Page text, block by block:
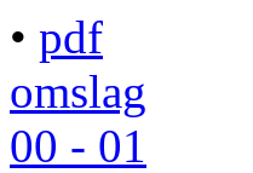
• pdf
omslag
00 - 01